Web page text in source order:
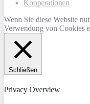
Kooperationen
Wenn Sie diese Website
Verwendung von Cookies
Schließen
Privacy Overview